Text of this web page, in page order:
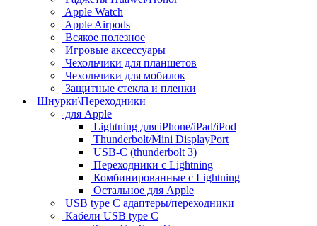
Apple Watch
Apple Airpods
Всякое полезное
Игровые аксессуары
Чехольчики для планшетов
Чехольчики для мобилок
Защитные стекла и пленки
Шнурки\Переходники
для Apple
Lightning для iPhone/iPad/iPod
Thunderbolt/Mini DisplayPort
USB-C (thunderbolt 3)
Переходники с Lightning
Комбинированные с Lightning
Остальное для Apple
USB type C адаптеры/переходники
Кабели USB type C